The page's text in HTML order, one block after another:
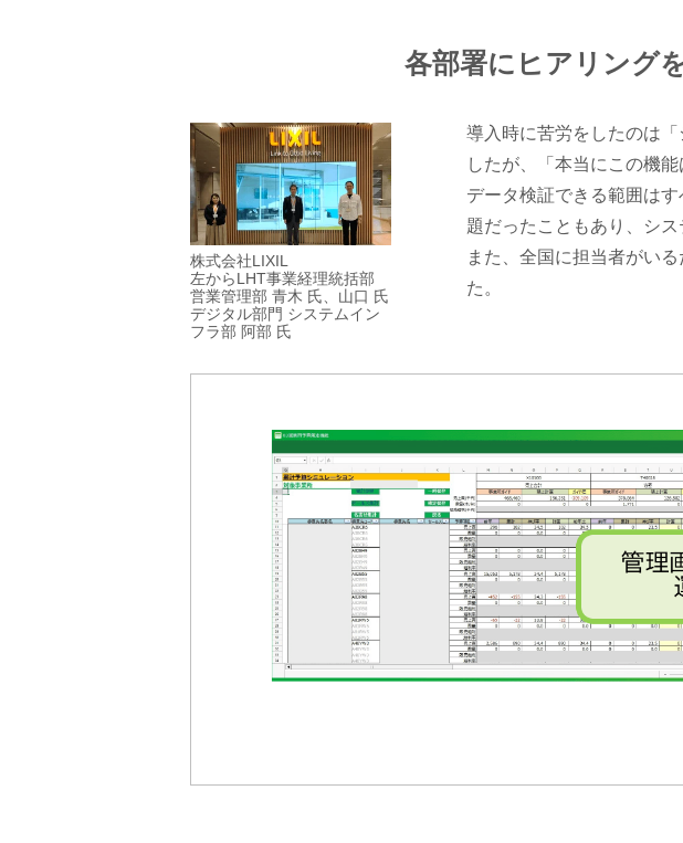
各部署にヒアリング
株式会社LIXIL
左からLHT事業経理統括部
営業管理部 青木 氏、山口 氏
デジタル部門 システムイン
フラ部 阿部 氏
導入時に苦労をしたのは
したが、「本当にこの機
データ検証できる範囲は
題だったこともあり、シ
また、全国に担当者がい
た。